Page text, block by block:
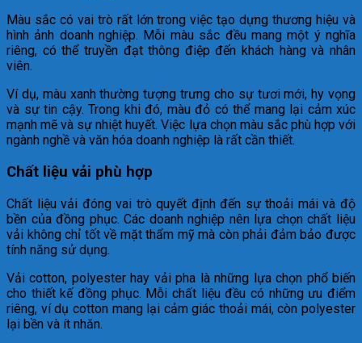
Màu sắc có vai trò rất lớn trong việc tạo dựng thương hiệu và
hình ảnh doanh nghiệp. Mỗi màu sắc đều mang một ý nghĩa
riêng, có thể truyền đạt thông điệp đến khách hàng và nhân
viên.
Ví dụ, màu xanh thường tượng trưng cho sự tươi mới, hy vọng
và sự tin cậy. Trong khi đó, màu đỏ có thể mang lại cảm xúc
mạnh mẽ và sự nhiệt huyết. Việc lựa chọn màu sắc phù hợp với
ngành nghề và văn hóa doanh nghiệp là rất cần thiết.
Chất liệu vải phù hợp
Chất liệu vải đóng vai trò quyết định đến sự thoải mái và độ
bền của đồng phục. Các doanh nghiệp nên lựa chọn chất liệu
vải không chỉ tốt về mặt thẩm mỹ mà còn phải đảm bảo được
tính năng sử dụng.
Vải cotton, polyester hay vải pha là những lựa chọn phổ biến
cho thiết kế đồng phục. Mỗi chất liệu đều có những ưu điểm
riêng, ví dụ cotton mang lại cảm giác thoải mái, còn polyester
lại bền và ít nhăn.